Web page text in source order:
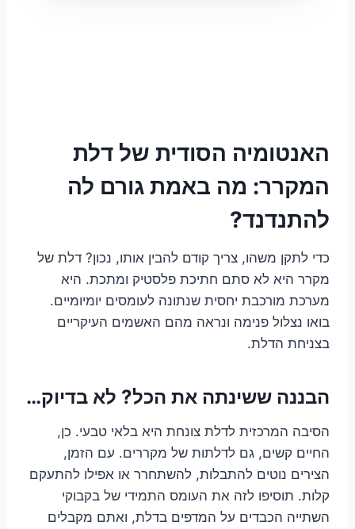
האנטומיה הסודית של דלת
המקרר: מה באמת גורם לה
להתנדנד?
כדי לתקן משהו, צריך קודם להבין אותו, נכון? דלת של
מקרר היא לא סתם חתיכת פלסטיק ומתכת. היא
מערכת מורכבת יחסית שנתונה לעומסים יומיומיים.
בואו נצלול פנימה ונראה מהם האשמים העיקריים
בצניחת הדלת.
הבננה ששינתה את הכל? לא בדיוק…
הסיבה המרכזית לדלת צונחת היא בלאי טבעי. כן,
החיים קשים, גם לדלתות של מקררים. עם הזמן,
הצירים נוטים להתבלות, להשתחרר או אפילו להתעקם
קלות. תוסיפו לזה את העומס התמידי של בקבוקי
השתייה הכבדים על המדפים בדלת, ואתם מקבלים